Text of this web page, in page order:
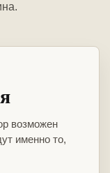
возможен
именно то,